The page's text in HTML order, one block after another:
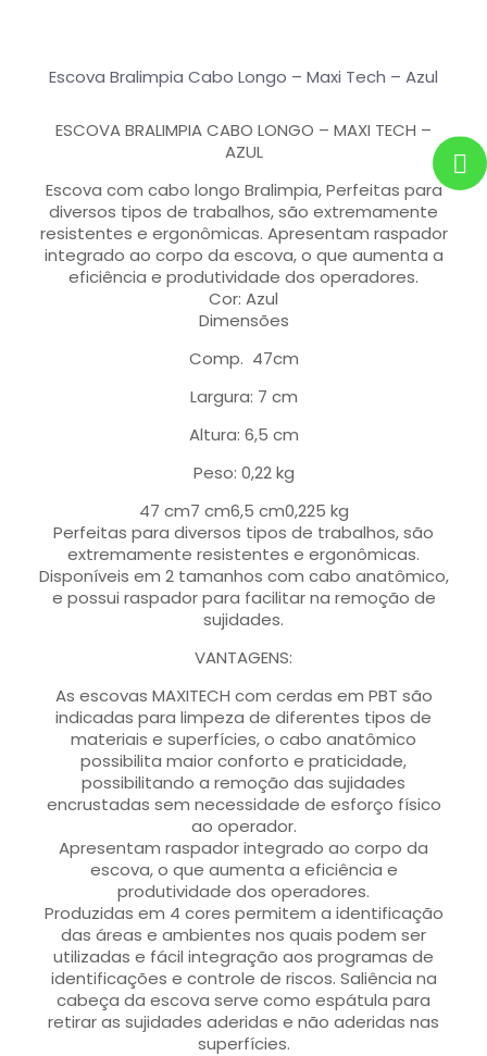
Escova Bralimpia Cabo Longo – Maxi Tech – Azul
ESCOVA BRALIMPIA CABO LONGO – MAXI TECH –
AZUL
Escova com cabo longo Bralimpia, Perfeitas para
diversos tipos de trabalhos, são extremamente
resistentes e ergonômicas. Apresentam raspador
integrado ao corpo da escova, o que aumenta a
eficiência e produtividade dos operadores.
Cor: Azul
Dimensões
Comp. 47cm
Largura: 7 cm
Altura: 6,5 cm
Peso: 0,22 kg
47 cm7 cm6,5 cm0,225 kg
Perfeitas para diversos tipos de trabalhos, são
extremamente resistentes e ergonômicas.
Disponíveis em 2 tamanhos com cabo anatômico,
e possui raspador para facilitar na remoção de
sujidades.
VANTAGENS:
As escovas MAXITECH com cerdas em PBT são
indicadas para limpeza de diferentes tipos de
materiais e superfícies, o cabo anatômico
possibilita maior conforto e praticidade,
possibilitando a remoção das sujidades
encrustadas sem necessidade de esforço físico
ao operador.
Apresentam raspador integrado ao corpo da
escova, o que aumenta a eficiência e
produtividade dos operadores.
Produzidas em 4 cores permitem a identificação
das áreas e ambientes nos quais podem ser
utilizadas e fácil integração aos programas de
identificações e controle de riscos. Saliência na
cabeça da escova serve como espátula para
retirar as sujidades aderidas e não aderidas nas
superfícies.